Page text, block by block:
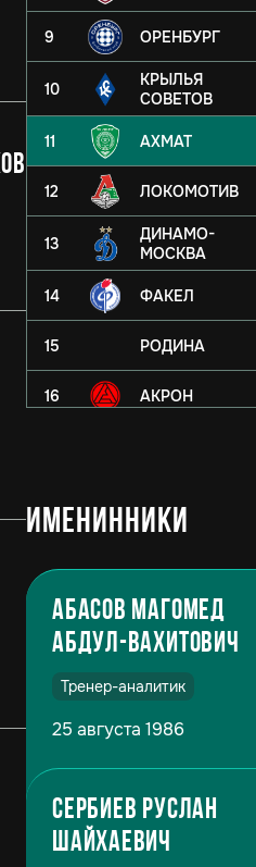
9 ОРЕНБУРГ
10
КРЫЛЬЯ
СОВЕТОВ
11 АХМАТ
12 ЛОКОМОТИВ
13
ДИНАМО-
МОСКВА
14 ФАКЕЛ
15 РОДИНА
16 АКРОН
Именинники
Абасов Магомед
Абдул-Вахитович
Тренер-аналитик
25 августа 1986
Сербиев Руслан
Шайхаевич